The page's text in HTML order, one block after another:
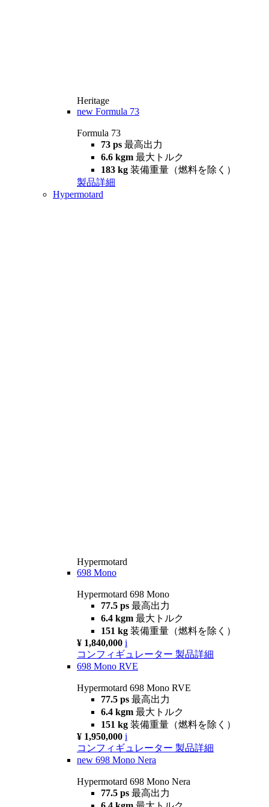
Heritage
new Formula 73
Formula 73
73 ps 最高出力
6.6 kgm 最大トルク
183 kg 装備重量（燃料を除く）
製品詳細
Hypermotard
Hypermotard
698 Mono
Hypermotard 698 Mono
77.5 ps 最高出力
6.4 kgm 最大トルク
151 kg 装備重量（燃料を除く）
¥ 1,840,000 i
コンフィギュレーター 製品詳細
698 Mono RVE
Hypermotard 698 Mono RVE
77.5 ps 最高出力
6.4 kgm 最大トルク
151 kg 装備重量（燃料を除く）
¥ 1,950,000 i
コンフィギュレーター 製品詳細
new 698 Mono Nera
Hypermotard 698 Mono Nera
77.5 ps 最高出力